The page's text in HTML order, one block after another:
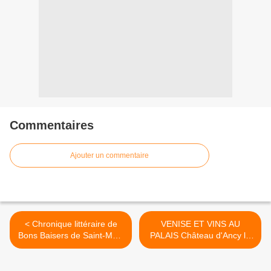
Commentaires
Ajouter un commentaire
< Chronique littéraire de
Bons Baisers de Saint-Malo
de Claude Picq
VENISE ET VINS AU
PALAIS Château d'Ancy le
Franc 2023 >